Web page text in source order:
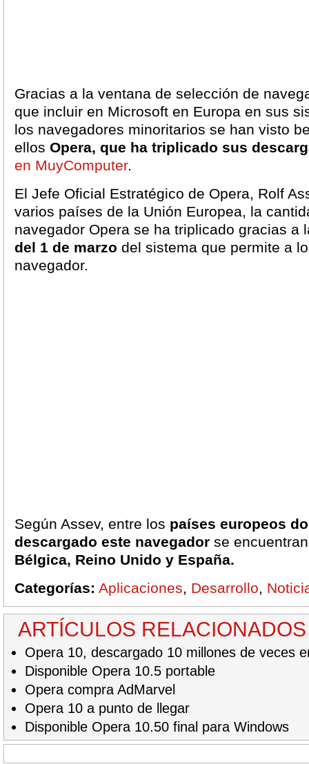
Gracias a la ventana de selección de
que incluir en Microsoft en Europa en sus
los navegadores minoritarios se han visto
ellos Opera, que ha triplicado sus
en MuyComputer.
El Jefe Oficial Estratégico de Opera, Rolf
varios países de la Unión Europea, la
navegador Opera se ha triplicado gracias a
del 1 de marzo del sistema que permite a
navegador.
Según Assev, entre los países europeos
descargado este navegador se
Bélgica, Reino Unido y España.
Categorías: Aplicaciones, Desarrollo,
ARTÍCULOS RELACIONADOS
Opera 10, descargado 10 millones de veces
Disponible Opera 10.5 portable
Opera compra AdMarvel
Opera 10 a punto de llegar
Disponible Opera 10.50 final para Windows